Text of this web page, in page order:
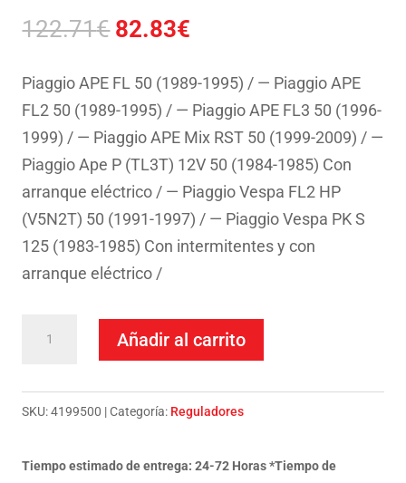
122.71€ El
original
era:
122.71€.
82.83€
actual
es:
82.83€.
Piaggio APE FL 50 (1989-1995) / — Piaggio APE
FL2 50 (1989-1995) / — Piaggio APE FL3 50 (1996-
1999) / — Piaggio APE Mix RST 50 (1999-2009) / —
Piaggio Ape P (TL3T) 12V 50 (1984-1985) Con
arranque eléctrico / — Piaggio Vespa FL2 HP
(V5N2T) 50 (1991-1997) / — Piaggio Vespa PK S
125 (1983-1985) Con intermitentes y con
arranque eléctrico /
Polos
Ape
Añadir al carrito
SKU:4199500 Categoría: Reguladores
Tiempo estimado de entrega: 24-72 Horas *Tiempo de